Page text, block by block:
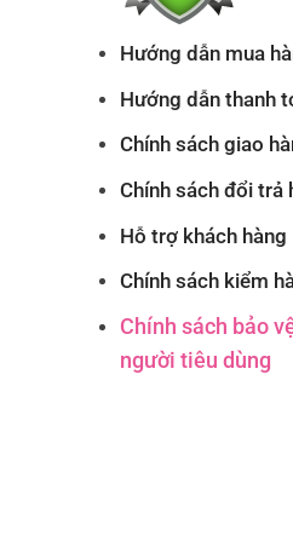
Hướng dẫn mua
Hướng dẫn thanh
Chính sách giao
Chính sách đổi trả
Hỗ trợ khách hàng
Chính sách kiểm
Chính sách bảo
người tiêu dùng